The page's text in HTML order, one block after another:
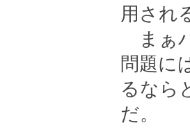
用され
まぁ
問題に
るなら
だ。